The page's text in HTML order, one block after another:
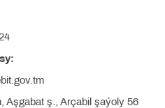
Aşgabat ş., Arçabil şaýoly 56